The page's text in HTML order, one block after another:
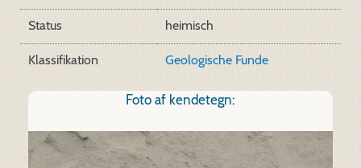
Status heimisch
Klassifikation Geologische Funde
Foto af kendetegn: